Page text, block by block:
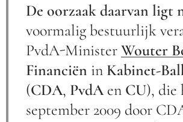
De oorzaak daarvan ligt
voormalig bestuurlijk
PvdA-MinisterWouter
Financiën in Kabinet-
(CDA, PvdAen CU), die
september 2009 door